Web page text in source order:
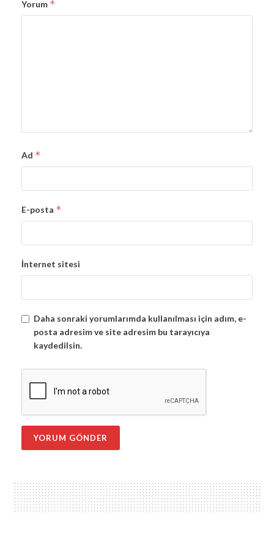
Yorum *
Ad *
E-posta *
İnternet sitesi
Daha sonraki yorumlarımda kullanılması için adım, e-
posta adresim ve site adresim bu tarayıcıya
kaydedilsin.